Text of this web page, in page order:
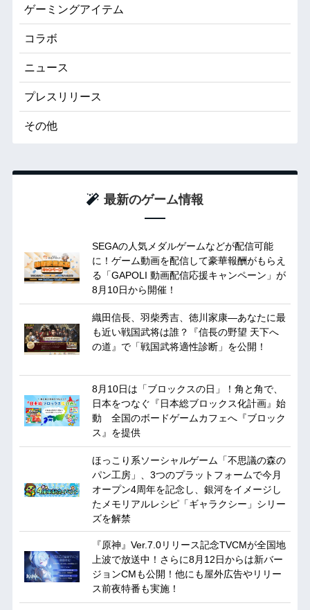
ゲーミングアイテム
コラボ
ニュース
プレスリリース
その他
最新のゲーム情報
SEGAの人気メダルゲームなどが配信可能
に！ゲーム動画を配信して豪華報酬がもらえ
る「GAPOLI 動画配信応援キャンペーン」が
8月10日から開催！
織田信長、羽柴秀吉、徳川家康―あなたに最
も近い戦国武将は誰？『信長の野望 天下へ
の道』で「戦国武将適性診断」を公開！
8月10日は「ブロックスの日」！角と角で、
日本をつなぐ『日本総ブロックス化計画』始
動 全国のボードゲームカフェへ『ブロック
ス』を提供
ほっこり系ソーシャルゲーム「不思議の森の
パン工房」、3つのプラットフォームで今月
オープン4周年を記念し、銀河をイメージし
たメモリアルレシピ「ギャラクシー」シリー
ズを解禁
『原神』Ver.7.0リリース記念TVCMが全国地
上波で放送中！さらに8月12日からは新バー
ジョンCMも公開！他にも屋外広告やリリー
ス前夜特番も実施！